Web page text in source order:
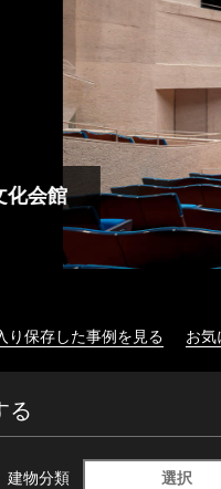
会館
り保存した事例を見る お
る
建物分類 選択